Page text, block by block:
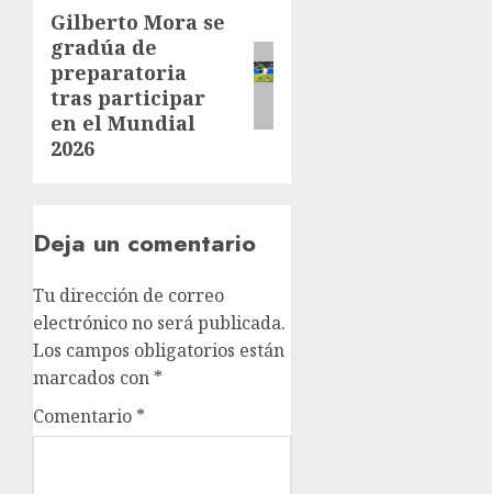
Gilberto Mora se
gradúa de
preparatoria
tras participar
en el Mundial
2026
Deja un comentario
Tu dirección de correo
electrónico no será publicada.
Los campos obligatorios están
marcados con *
Comentario *